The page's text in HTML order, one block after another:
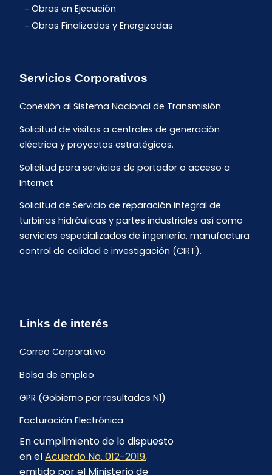
Obras en Ejecución
Obras Finalizadas y Energizadas
Servicios Corporativos
Conexión al Sistema Nacional de Transmisión
Solicitud de visitas a centrales de generación
eléctrica y proyectos estratégicos.
Solicitud para servicios de portador o acceso a
Internet
Solicitud de Servicio de reparación integral de
turbinas hidráulicas y partes industriales así como
servicios especializados de ingeniería, manufactura
control de calidad e investigación (CIRT).
Links de interés
Correo Corporativo
Bolsa de empleo
GPR (Gobierno por resultados N1)
Facturación Electrónica
Archivo Histórico de Facturación
Portal Ambiental y Social
En cumplimiento de lo dispuesto
en elAcuerdo No. 012-2019,
emitido por el Ministerio de